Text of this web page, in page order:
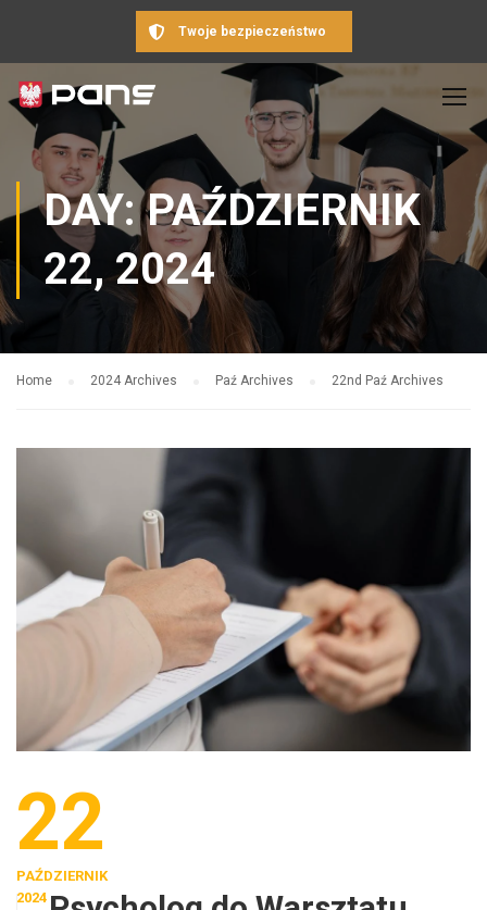
Twoje bezpieczeństwo
DAY: PAŹDZIERNIK
22, 2024
Home 2024 Archives Paź Archives 22nd Paź Archives
22
PAŹDZIERNIK
2024